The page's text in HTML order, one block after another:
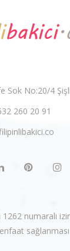
Sok No:20/4
260 20 91
1262
sağlanması